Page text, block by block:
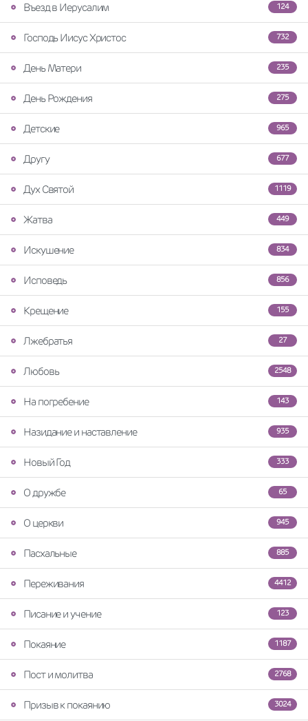
124
Въезд в Иерусалим
732
Господь Иисус Христос
235
День Матери
275
День Рождения
965
Детские
677
Другу
1119
Дух Святой
449
Жатва
834
Искушение
856
Исповедь
155
Крещение
27
Лжебратья
2548
Любовь
143
На погребение
935
Назидание и наставление
333
Новый Год
65
О дружбе
945
О церкви
885
Пасхальные
4412
Переживания
123
Писание и учение
1187
Покаяние
2768
Пост и молитва
3024
Призыв к покаянию